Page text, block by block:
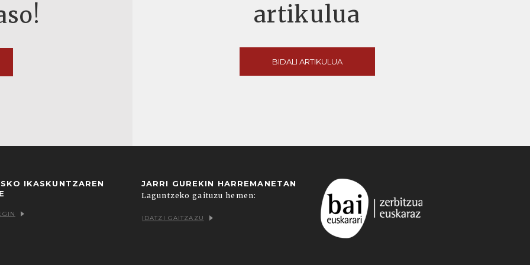
artikulua
BIDALI ARTIKULUA
IKASKUNTZAREN
JARRI GUREKIN HARREMANETAN
Laguntzeko gaituzu hemen:
IDATZI GAITZAZU